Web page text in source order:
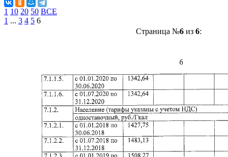
1 10 20 50 ВСЕ
1 ... 3 4 5 6
Страница №6из 6: